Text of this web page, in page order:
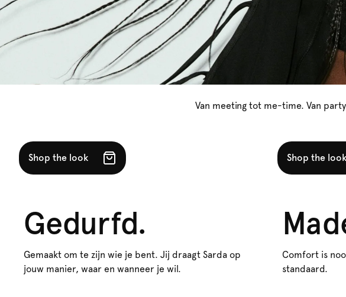
Van meeting tot me-time. Van
Shop the look
Gedurfd.
Gemaakt om te zijn wie je bent. Jij draagt Sarda op
jouw manier, waar en wanneer je wil.
Shop the look
Comfort is
standaard.